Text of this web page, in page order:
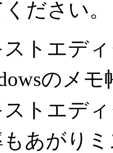
ださい。
ストエデ
のメ
トエデ
あがり